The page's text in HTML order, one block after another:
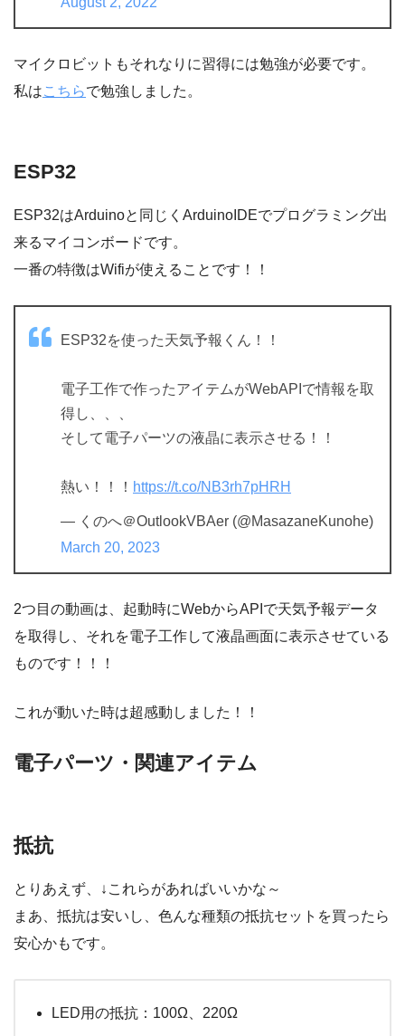
マイクロビットもそれなりに習得には勉強が必要です。
私はこちらで勉強しました。
ESP32
ESP32はArduinoと同じくArduinoIDEでプログラミング出
来るマイコンボードです。
一番の特徴はWifiが使えることです！！
ESP32を使った天気予報くん！！
電子工作で作ったアイテムがWebAPIで情報を取
得し、、、
そして電子パーツの液晶に表示させる！！
熱い！！！ https://t.co/NB3rh7pHRH
— くのへ＠OutlookVBAer (@MasazaneKunohe)
March 20, 2023
2つ目の動画は、起動時にWebからAPIで天気予報データ
を取得し、それを電子工作して液晶画面に表示させている
ものです！！！
これが動いた時は超感動しました！！
電子パーツ・関連アイテム
抵抗
とりあえず、↓これらがあればいいかな～
まあ、抵抗は安いし、色んな種類の抵抗セットを買ったら
安心かもです。
LED用の抵抗：100Ω、220Ω